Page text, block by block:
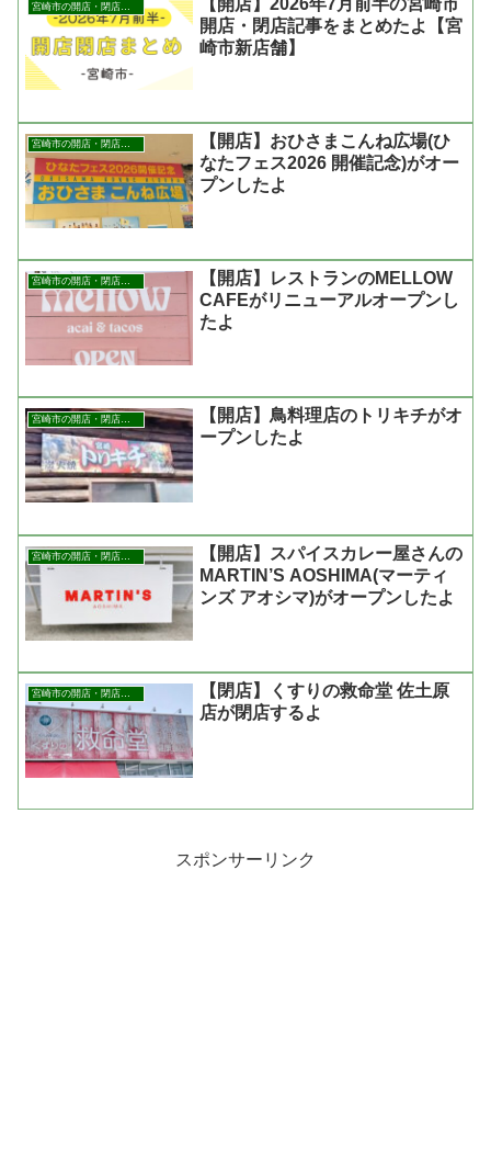
開店・閉店記事をまとめたよ【宮
崎市新店舗】
宮崎市の開店・閉店まとめ
【開店】おひさまこんね広場(ひ
なたフェス2026 開催記念)がオー
プンしたよ
宮崎市の開店・閉店まとめ
【開店】レストランのMELLOW
CAFEがリニューアルオープンし
たよ
【開店】鳥料理店のトリキチがオ
ープンしたよ
【開店】スパイスカレー屋さんの
MARTIN’S AOSHIMA(マーティ
ンズ アオシマ)がオープンしたよ
宮崎市の開店・閉店まとめ
【閉店】くすりの救命堂 佐土原
店が閉店するよ
スポンサーリンク